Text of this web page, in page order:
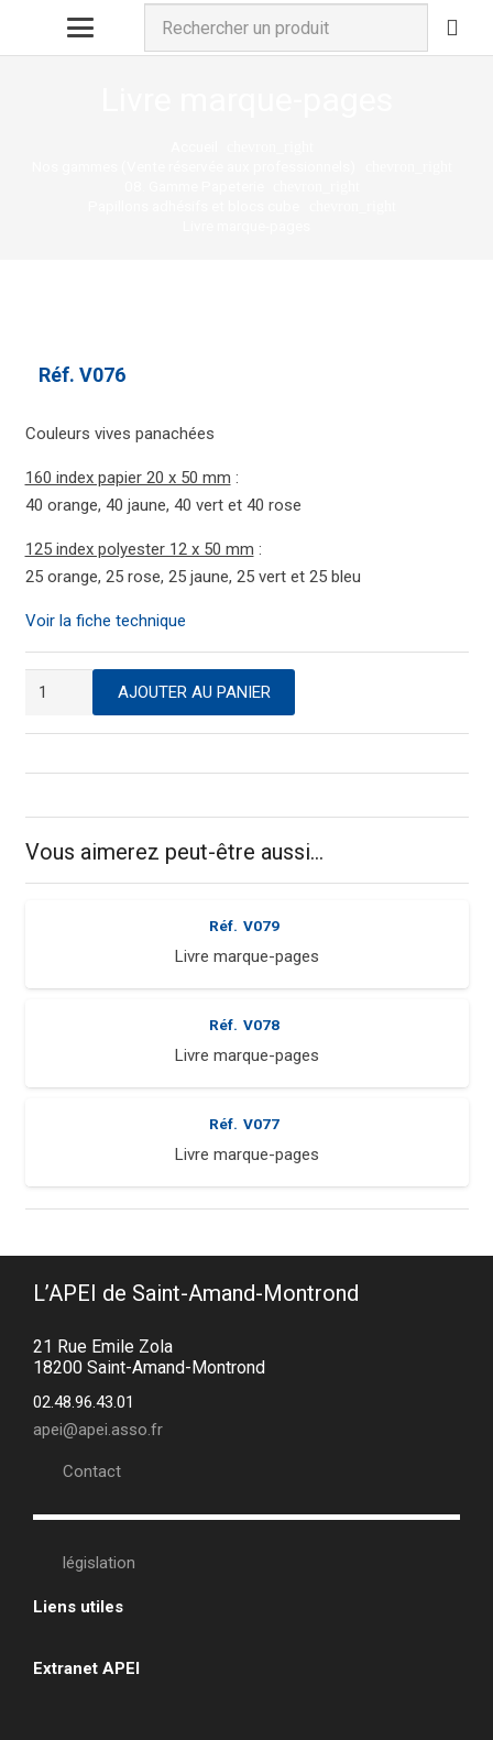
Réf. V076
Couleurs vives panachées
160 index papier 20 x 50 mm :
40 orange, 40 jaune, 40 vert et 40 rose
125 index polyester 12 x 50 mm :
25 orange, 25 rose, 25 jaune, 25 vert et 25 bleu
Voir la fiche technique
quantité
Livre
AJOUTER AU PANIER
Vous aimerez peut-être aussi…
Réf. V079
Livre marque-pages
Réf. V078
Livre marque-pages
Réf. V077
Livre marque-pages
L’APEI de Saint-Amand-Montrond
21 Rue Emile Zola
18200 Saint-Amand-Montrond
02.48.96.43.01
apei@apei.asso.fr
Contact
législation
Liens utiles
Extranet APEI